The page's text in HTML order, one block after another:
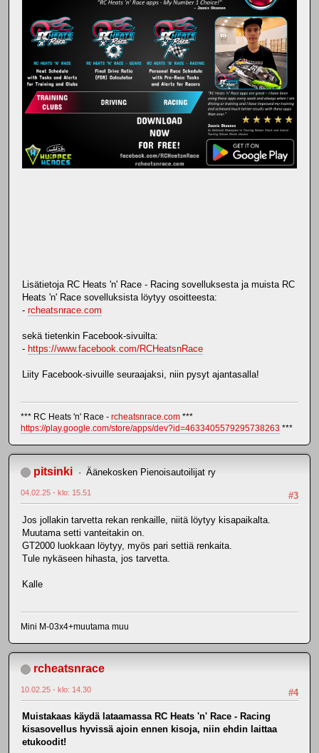
Lisätietoja RC Heats 'n' Race - Racing sovelluksesta ja muista RC
Heats 'n' Race sovelluksista löytyy osoitteesta:
- rcheatsnrace.com
sekä tietenkin Facebook-sivuilta:
- https://www.facebook.com/RCHeatsnRace
Liity Facebook-sivuille seuraajaksi, niin pysyt ajantasalla!
*** RC Heats 'n' Race - rcheatsnrace.com ***
https://play.google.com/store/apps/dev?id=4633405579295738263 ***
pitsinki Äänekosken Pienoisautoilijat ry
#3
04.02.25 - klo: 15.51
Jos jollakin tarvetta rekan renkaille, niitä löytyy kisapaikalta.
Muutama setti vanteitakin on.
GT2000 luokkaan löytyy, myös pari settiä renkaita.
Tule nykäseen hihasta, jos tarvetta.
Kalle
Mini M-03x4+muutama muu
rcheatsnrace
#4
10.02.25 - klo: 14.30
Muistakaas käydä lataamassa RC Heats 'n' Race - Racing
kisasovellus hyvissä ajoin ennen kisoja, niin ehdin laittaa
etukoodit!